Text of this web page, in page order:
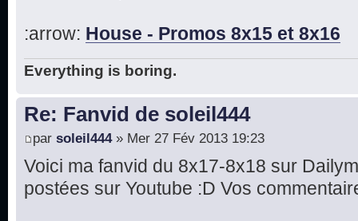
:arrow: House - Promos 8x15 et 8x16
Everything is boring.
Re: Fanvid de soleil444
par soleil444» Mer 27 Fév 2013 19:23
Voici ma fanvid du 8x17-8x18 sur
postées sur Youtube :D Vos